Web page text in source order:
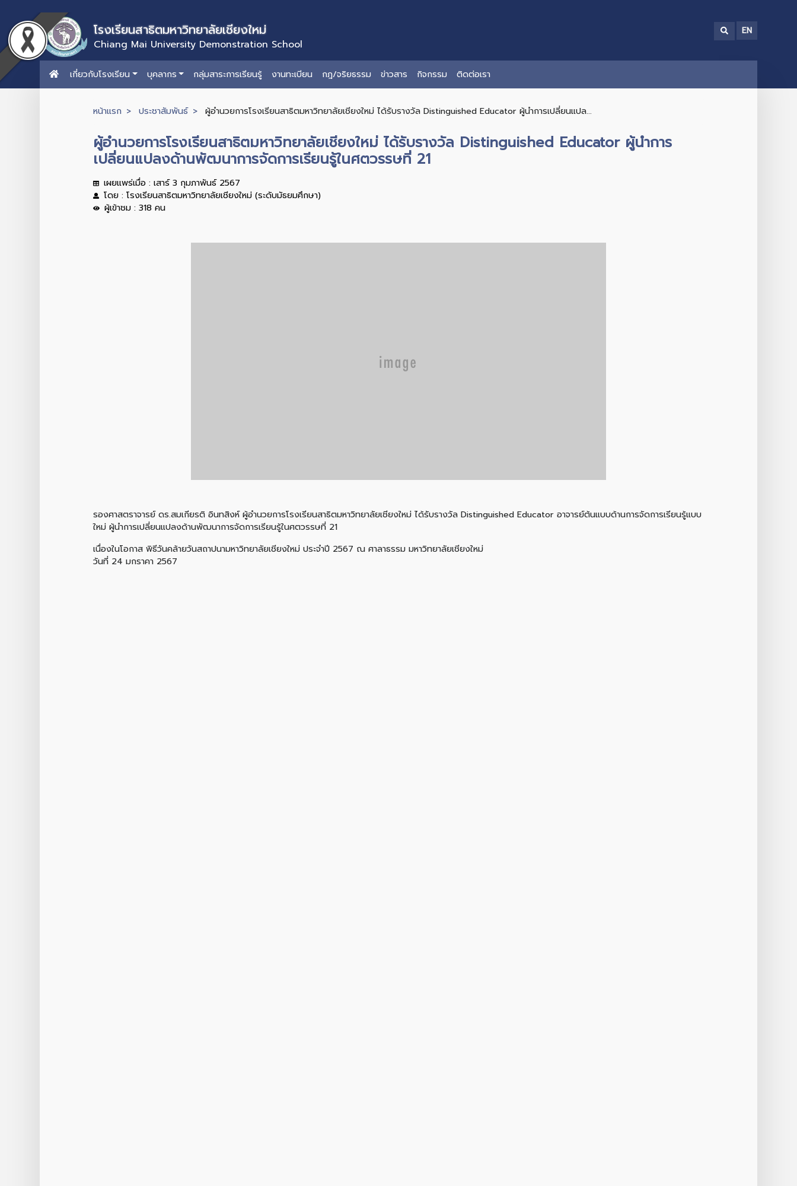
โรงเรียนสาธิตมหาวิทยาลัยเชียงใหม่
Chiang Mai University Demonstration School
EN
เกี่ยวกับโรงเรียน บุคลากร กลุ่มสาระการเรียนรู้ งานทะเบียน กฎ/จริยธรรม ข่าวสาร กิจกรรม ติดต่อเรา
หน้าแรก ประชาสัมพันธ์ ผู้อำนวยการโรงเรียนสาธิตมหาวิทยาลัยเชียงใหม่ ได้รับรางวัล Distinguished Educator ผู้นำการเปลี่ยนแปล...
ผู้อำนวยการโรงเรียนสาธิตมหาวิทยาลัยเชียงใหม่ ได้รับรางวัล Distinguished Educator ผู้นำการ
เปลี่ยนแปลงด้านพัฒนาการจัดการเรียนรู้ในศตวรรษที่ 21
เผยแพร่เมื่อ : เสาร์ 3 กุมภาพันธ์ 2567
โดย : โรงเรียนสาธิตมหาวิทยาลัยเชียงใหม่ (ระดับมัธยมศึกษา)
ผู้เข้าชม : 318 คน
รองศาสตราจารย์ ดร.สมเกียรติ อินทสิงห์ ผู้อำนวยการโรงเรียนสาธิตมหาวิทยาลัยเชียงใหม่ ได้รับรางวัล Distinguished Educator อาจารย์ต้นแบบด้านการจัดการเรียนรู้แบบ
ใหม่ ผู้นำการเปลี่ยนแปลงด้านพัฒนาการจัดการเรียนรู้ในศตวรรษที่ 21
เนื่องในโอกาส พิธีวันคล้ายวันสถาปนามหาวิทยาลัยเชียงใหม่ ประจำปี 2567 ณ ศาลาธรรม มหาวิทยาลัยเชียงใหม่
วันที่ 24 มกราคา 2567